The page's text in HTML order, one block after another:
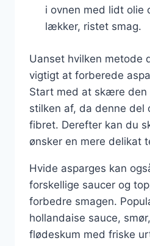
i ovnen med lidt olie
lækker, ristet smag.
Uanset hvilken metode
vigtigt at forberede
Start med at skære den
stilken af, da denne del
fibret. Derefter kan du
ønsker en mere delikat
Hvide asparges kan
forskellige saucer og
forbedre smagen.
hollandaise sauce,
flødeskum med friske